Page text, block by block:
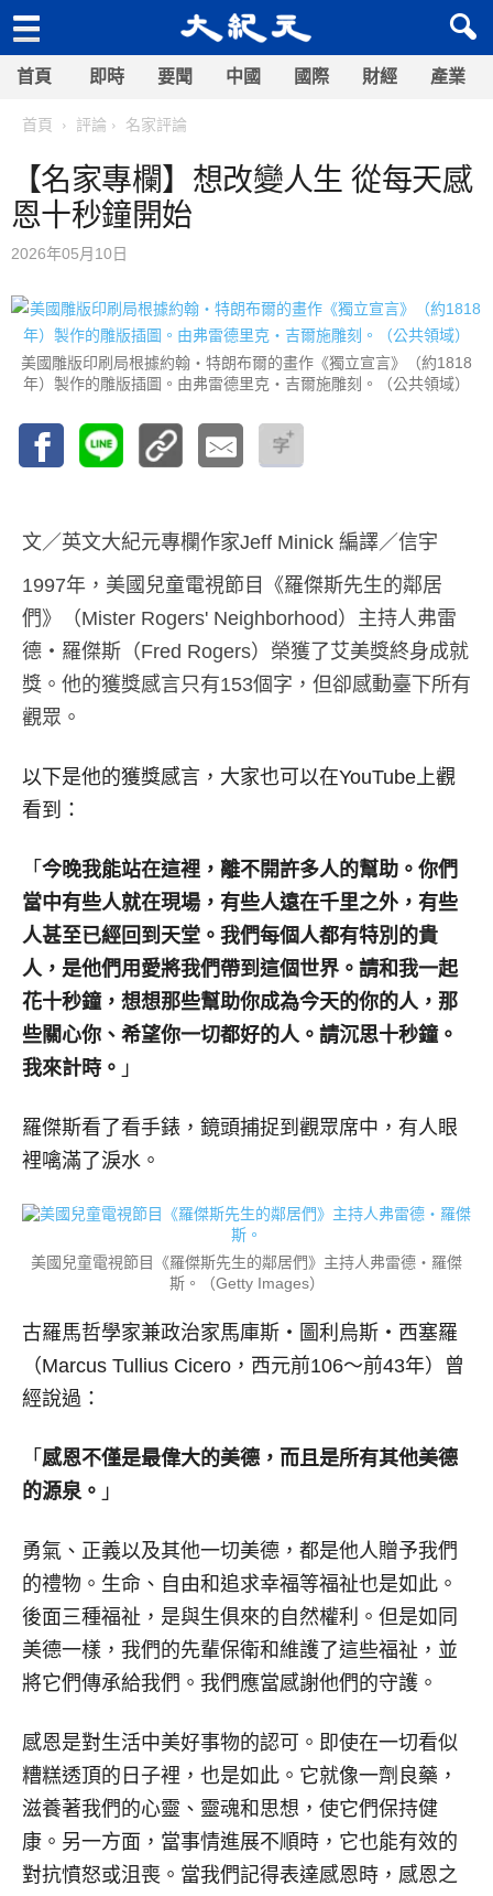
首頁 即時 要聞 中國 國際 財經 產業
首頁 評論 名家評論
【名家專欄】想改變人生 從每天感
恩十秒鐘開始
2026年05月10日
美國雕版印刷局根據約翰‧特朗布爾的畫作《獨立宣言》（約1818
年）製作的雕版插圖。由弗雷德里克‧吉爾施雕刻。（公共領域）
文／英文大紀元專欄作家Jeff Minick 編譯／信宇
1997年，美國兒童電視節目《羅傑斯先生的鄰居
們》（Mister Rogers' Neighborhood）主持人弗雷
德‧羅傑斯（Fred Rogers）榮獲了艾美獎終身成就
獎。他的獲獎感言只有153個字，但卻感動臺下所有
觀眾。
以下是他的獲獎感言，大家也可以在YouTube上觀
看到：
「 今晚我能站在這裡，離不開許多人的幫助。你們
當中有些人就在現場，有些人遠在千里之外，有些
人甚至已經回到天堂。我們每個人都有特別的貴
人，是他們用愛將我們帶到這個世界。請和我一起
花十秒鐘，想想那些幫助你成為今天的你的人，那
些關心你、希望你一切都好的人。請沉思十秒鐘。
我來計時。 」
羅傑斯看了看手錶，鏡頭捕捉到觀眾席中，有人眼
裡噙滿了淚水。
美國兒童電視節目《羅傑斯先生的鄰居們》主持人弗雷德‧羅傑
斯。（Getty Images）
古羅馬哲學家兼政治家馬庫斯‧圖利烏斯‧西塞羅
（Marcus Tullius Cicero，西元前106～前43年）曾
經說過：
「 感恩不僅是最偉大的美德，而且是所有其他美德
的源泉。 」
勇氣、正義以及其他一切美德，都是他人贈予我們
的禮物。生命、自由和追求幸福等福祉也是如此。
後面三種福祉，是與生俱來的自然權利。但是如同
美德一樣，我們的先輩保衛和維護了這些福祉，並
將它們傳承給我們。我們應當感謝他們的守護。
感恩是對生活中美好事物的認可。即使在一切看似
糟糕透頂的日子裡，也是如此。它就像一劑良藥，
滋養著我們的心靈、靈魂和思想，使它們保持健
康。另一方面，當事情進展不順時，它也能有效的
對抗憤怒或沮喪。當我們記得表達感恩時，感恩之